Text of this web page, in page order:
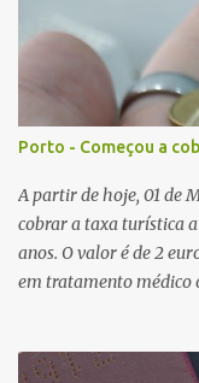
Porto - Começou a
A partir de hoje, 01 de
cobrar a taxa turística
anos. O valor é de 2
em tratamento médico
turística e não para